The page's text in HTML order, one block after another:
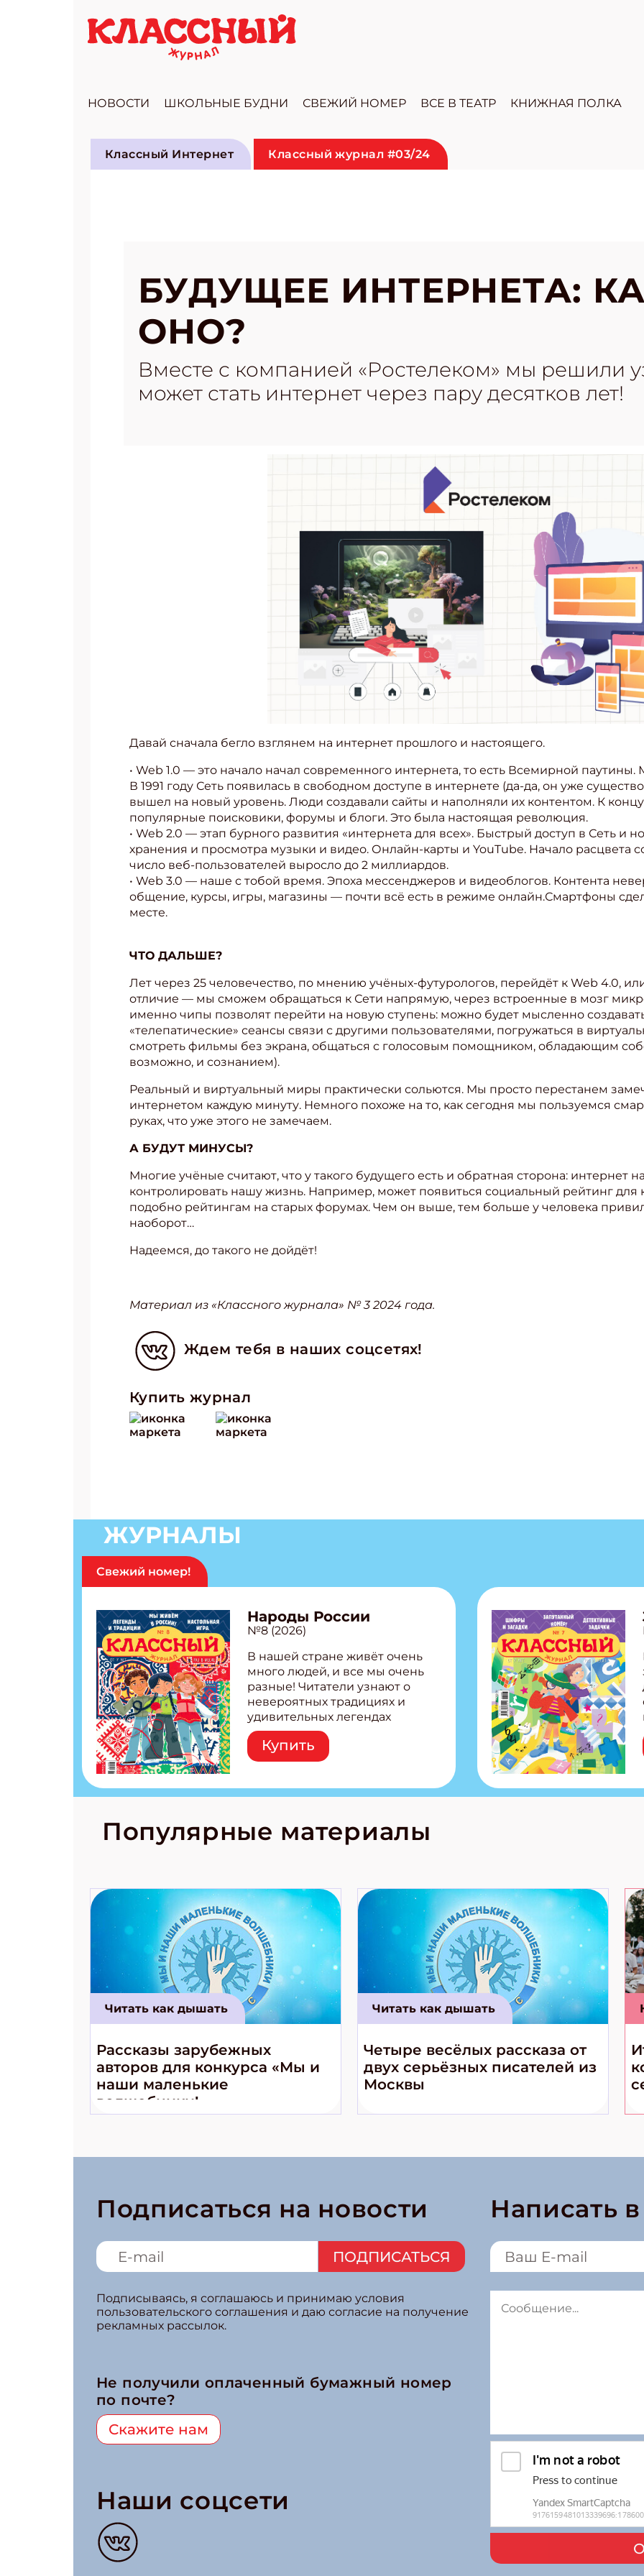
НОВОСТИ ШКОЛЬНЫЕ БУДНИ СВЕЖИЙ НОМЕР ВСЕ В ТЕАТР КНИЖНАЯ ПОЛКА
Классный Интернет Классный журнал #03/24
БУДУЩЕЕ ИНТЕРНЕТА:
ОНО?
Вместе с компанией «Ростелеком» мы решили
может стать интернет через пару десятков лет!
Давай сначала бегло взглянем на интернет прошлого и настоящего.
• Web 1.0 — это начало начал современного интернета, то есть Всемирной
В 1991 году Сеть появилась в свободном доступе в интернете (да-да, он уже
вышел на новый уровень. Люди создавали сайты и наполняли их контентом. К
популярные поисковики, форумы и блоги. Это была настоящая революция.
• Web 2.0 — этап бурного развития «интернета для всех». Быстрый доступ в Сеть и
хранения и просмотра музыки и видео. Онлайн-карты и YouTube. Начало расцвета
число веб-пользователей выросло до 2 миллиардов.
• Web 3.0 — наше с тобой время. Эпоха мессенджеров и видеоблогов. Контента
общение, курсы, игры, магазины — почти всё есть в режиме онлайн.Смартфоны
месте.
ЧТО ДАЛЬШЕ?
Лет через 25 человечество, по мнению учёных-футурологов, перейдёт к Web 4.0,
отличие — мы сможем обращаться к Сети напрямую, через встроенные в мозг
именно чипы позволят перейти на новую ступень: можно будет мысленно
«телепатические» сеансы связи с другими пользователями, погружаться в
смотреть фильмы без экрана, общаться с голосовым помощником, обладающим
возможно, и сознанием).
Реальный и виртуальный миры практически сольются. Мы просто перестанем
интернетом каждую минуту. Немного похоже на то, как сегодня мы пользуемся
руках, что уже этого не замечаем.
А БУДУТ МИНУСЫ?
Многие учёные считают, что у такого будущего есть и обратная сторона: интернет
контролировать нашу жизнь. Например, может появиться социальный рейтинг
подобно рейтингам на старых форумах. Чем он выше, тем больше у человека
наоборот…
Надеемся, до такого не дойдёт!
Материал из «Классного журнала» № 3 2024 года.
Ждем тебя в наших соцсетях!
Купить журнал
ЖУРНАЛЫ
Свежий номер!
Народы России
№8 (2026)
В нашей стране живёт очень
много людей, и все мы очень
разные! Читатели узнают о
невероятных традициях и
удивительных легендах
народов России! Внутри:
Легенды татар, башкир и
бурятов Настольная игра
странные слова Традиционные
космические приключения!
Купить
Популярные материалы
Читать как дышать
Рассказы зарубежных
авторов для конкурса «Мы и
наши маленькие
волшебники!»
Читать как дышать
Четыре весёлых рассказа от
двух серьёзных писателей из
Москвы
Подписаться на новости
ПОДПИСАТЬСЯ
Подписываясь, я соглашаюсь и принимаю условия
пользовательского соглашения и даю согласие на получение
рекламных рассылок.
Не получили оплаченный бумажный номер
по почте?
Скажите нам
Наши соцсети
Написать
Подпишись на рассылку